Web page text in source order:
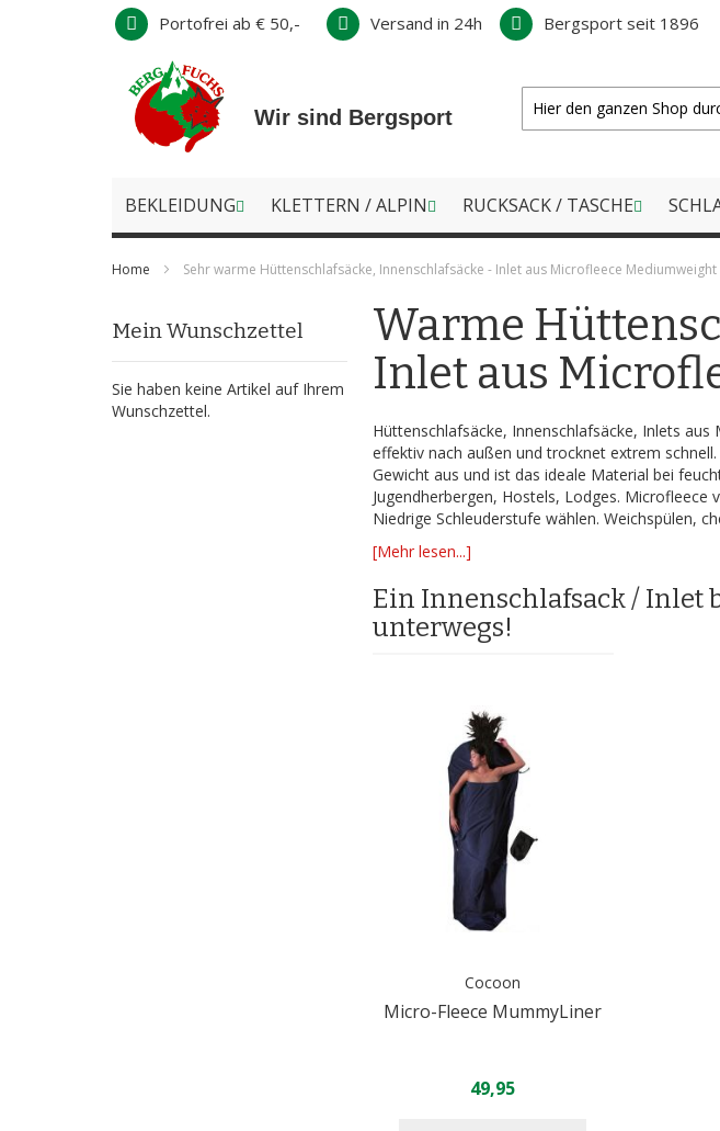
Direkt
Inhalt
Portofrei ab € 50,- Versand in 24h Bergsport seit 1896
Wir sind Bergsport
BEKLEIDUNG KLETTERN / ALPIN RUCKSACK / TASCHE
Home Sehr warme Hüttenschlafsäcke, Innenschlafsäcke - Inlet aus Microfleece Mediumweight
Warme
Inlet aus
Hüttenschlafsäcke, Innenschlafsäcke, Inlets
effektiv nach außen und trocknet extrem
Gewicht aus und ist das ideale Material bei
Jugendherbergen, Hostels, Lodges. Microfleece
Niedrige Schleuderstufe wählen. Weichspülen,
[Mehr lesen...]
Ein Innenschlafsack / Inlet
unterwegs!
Cocoon
Micro-Fleece MummyLiner
49,95
Mein Wunschzettel
Sie haben keine Artikel auf Ihrem
Wunschzettel.